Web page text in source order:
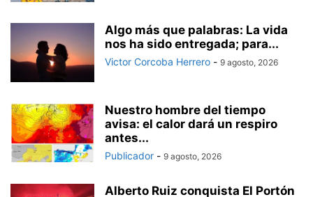
Algo más que palabras: La vida
nos ha sido entregada; para...
Victor Corcoba Herrero - 9 agosto, 2026
Nuestro hombre del tiempo
avisa: el calor dará un respiro
antes...
Publicador - 9 agosto, 2026
Alberto Ruiz conquista El Portón